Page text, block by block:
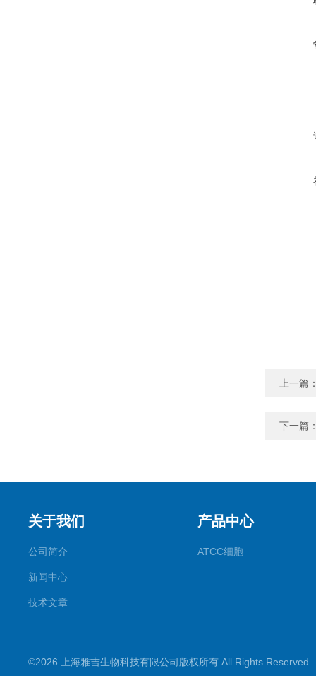
上一篇
下一篇
关于我们
公司简介
新闻中心
技术文章
产品中心
ATCC细胞
©2026 上海雅吉生物科技有限公司版权所有 All Rights